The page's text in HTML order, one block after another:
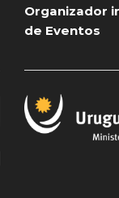
Organizador
de Eventos